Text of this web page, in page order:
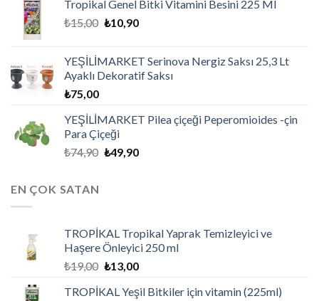
Tropikal Genel Bitki Vitamini Besini 225 Ml
₺15,00 ₺10,90
YEŞİLİMARKET Serinova Nergiz Saksı 25,3 Lt
Ayaklı Dekoratif Saksı
₺75,00
YEŞİLİMARKET Pilea çiçeği Peperomioides -çin
Para Çiçeği
₺74,90 ₺49,90
EN ÇOK SATAN
TROPİKAL Tropikal Yaprak Temizleyici ve
Haşere Önleyici 250 ml
₺19,00 ₺13,00
TROPİKAL Yeşil Bitkiler için vitamin (225ml)